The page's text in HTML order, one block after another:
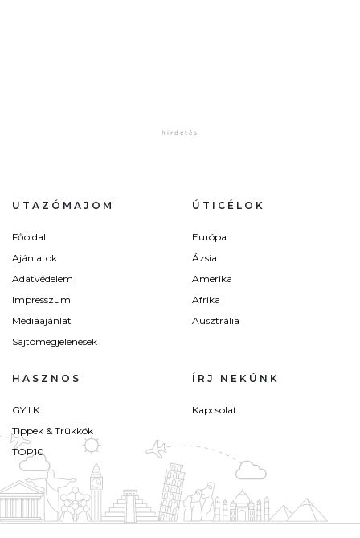
UTAZÓMAJOM
Főoldal
Ajánlatok
Adatvédelem
Impresszum
Médiaajánlat
Sajtómegjelenések
ÚTICÉLOK
Európa
Ázsia
Amerika
Afrika
Ausztrália
HASZNOS
GY.I.K.
Tippek & Trükkök
TOP10
ÍRJ NEKÜNK
Kapcsolat